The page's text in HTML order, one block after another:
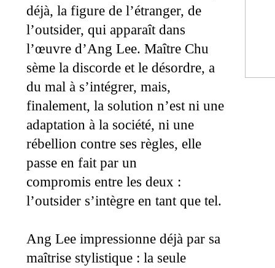
déjà, la figure de l’étranger, de
l’outsider, qui apparaît dans
l’œuvre d’Ang Lee. Maître Chu
sème la discorde et le désordre, a
du mal à s’intégrer, mais,
finalement, la solution n’est ni une
adaptation à la société, ni une
rébellion contre ses règles, elle
passe en fait par un
compromis entre les deux :
l’outsider s’intègre en tant que tel.
Ang Lee impressionne déjà par sa
maîtrise stylistique : la seule